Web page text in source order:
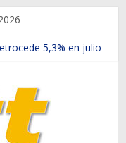
en lanzar la nueva
en el Biobío
en Rancagua y
estrenada Bolden en